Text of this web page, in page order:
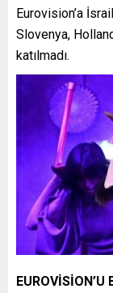
Eurovision’a
Slovenya,
katılmadı.
EUROVİSİON’U